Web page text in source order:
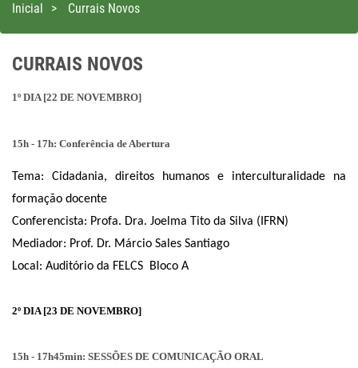
Inicial > Currais Novos
CURRAIS NOVOS
1º DIA [22 DE NOVEMBRO]
15h - 17h: Conferência de Abertura
Tema: Cidadania, direitos humanos e interculturalidade na
formação docente
Conferencista: Profa. Dra. Joelma Tito da Silva (IFRN)
Mediador: Prof. Dr. Márcio Sales Santiago
Local: Auditório da FELCS  Bloco A
2º DIA [23 DE NOVEMBRO]
15h - 17h45min: SESSÕES DE COMUNICAÇÃO ORAL